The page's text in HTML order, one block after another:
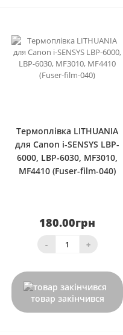
Термоплівка LITHUANIA
для Canon i-SENSYS LBP-
6000, LBP-6030, MF3010,
MF4410 (Fuser-film-040)
180.00грн
- +
товар закінчився